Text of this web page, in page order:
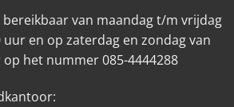
van maandag t/m vrijdag
uur en op zaterdag en zondag van
het nummer 085-4444288